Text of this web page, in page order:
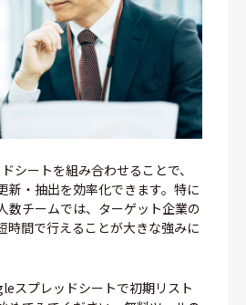
シートを組み合わせることで、
新・抽出を効率化できます。特に
数チームでは、ターゲット企業の
時間で行えることが大きな強みに
スプレッドシートで初期リスト